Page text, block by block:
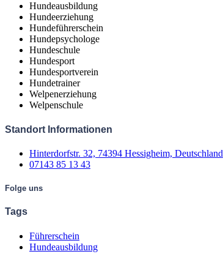
Hundeausbildung
Hundeerziehung
Hundeführerschein
Hundepsychologe
Hundeschule
Hundesport
Hundesportverein
Hundetrainer
Welpenerziehung
Welpenschule
Standort Informationen
Hinterdorfstr. 32, 74394 Hessigheim, Deutschland
07143 85 13 43
Folge uns
Tags
Führerschein
Hundeausbildung